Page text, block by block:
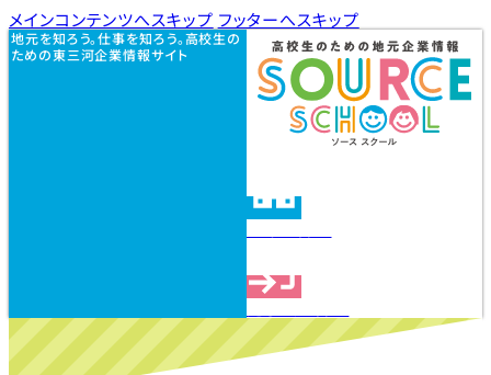
メインコンテンツへスキップ フッターへスキップ
地元を知ろう。仕事を知ろう。高校生の
ための東三河企業情報サイト